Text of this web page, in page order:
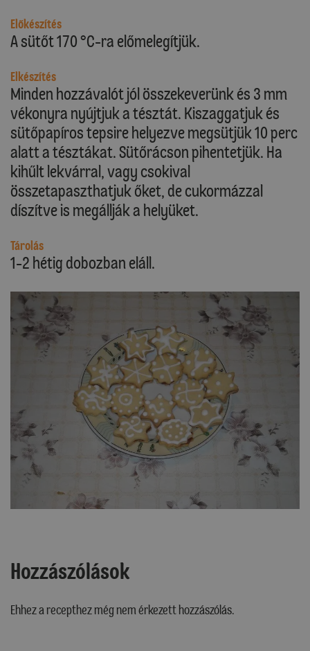
Előkészítés
A sütőt 170 °C-ra előmelegítjük.
Elkészítés
Minden hozzávalót jól összekeverünk és 3 mm
vékonyra nyújtjuk a tésztát. Kiszaggatjuk és
sütőpapíros tepsire helyezve megsütjük 10 perc
alatt a tésztákat. Sütőrácson pihentetjük. Ha
kihűlt lekvárral, vagy csokival
összetapaszthatjuk őket, de cukormázzal
díszítve is megállják a helyüket.
Tárolás
1-2 hétig dobozban eláll.
Hozzászólások
Ehhez a recepthez még nem érkezett hozzászólás.